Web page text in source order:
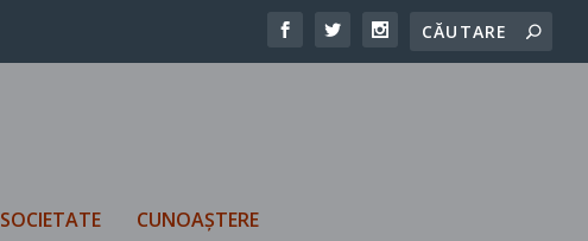
SOCIETATE CUNOAȘTERE